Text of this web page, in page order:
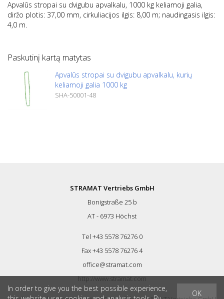
Apvalūs stropai su dvigubu apvalkalu, 1000 kg keliamoji galia,
diržo plotis: 37,00 mm, cirkuliacijos ilgis: 8,00 m; naudingasis ilgis:
4,0 m.
Paskutinį kartą matytas
Apvalūs stropai su dvigubu apvalkalu, kurių
keliamoji galia 1000 kg
SHA-50001-48
STRAMAT Vertriebs GmbH
Bonigstraße 25 b
AT - 6973 Höchst
Tel +43 5578 76276 0
Fax +43 5578 76276 4
office@stramat.com
http://www.stramat.com
OK
In order to give you the best possible experience,